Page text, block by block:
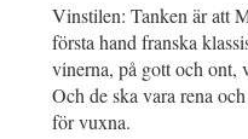
Vinstilen: Tanken är att
första hand franska
vinerna, på gott och ont,
Och de ska vara rena
för vuxna.